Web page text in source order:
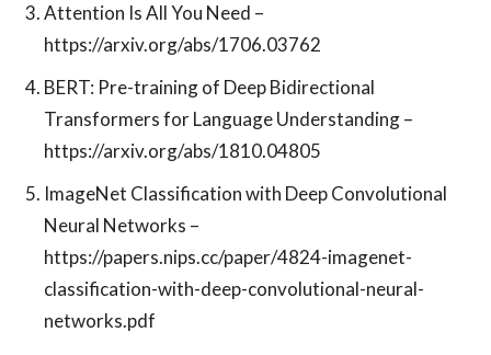
Attention Is All You Need –
https://arxiv.org/abs/1706.03762
BERT: Pre-training of Deep Bidirectional
Transformers for Language Understanding –
https://arxiv.org/abs/1810.04805
ImageNet Classification with Deep Convolutional
Neural Networks –
https://papers.nips.cc/paper/4824-imagenet-
classification-with-deep-convolutional-neural-
networks.pdf